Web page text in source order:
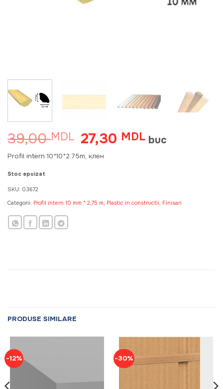
39,00MDL Prețul
inițial
a
27,30 MDLPrețul
curent
buc
Profil intern 10*10*2.75m, клен
Stoc epuizat
SKU: 03672
Categorii: Profil intern 10 mm * 2,75 m, Plastic in constructii, Finisari
PRODUSE SIMILARE
-12% -30%